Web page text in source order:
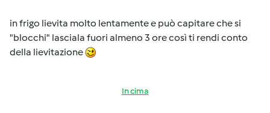
in frigo lievita molto lentamente e può capitare che si
"blocchi" lasciala fuori almeno 3 ore così ti rendi conto
della lievitazione
In cima